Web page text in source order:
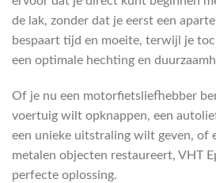
de lak, zonder dat je eerst een
bespaart tijd en moeite, terwijl je
een optimale hechting en
Of je nu een motorfietsliefhebber
voertuig wilt opknappen, een
een unieke uitstraling wilt geven, of
metalen objecten restaureert, VHT
perfecte oplossing.